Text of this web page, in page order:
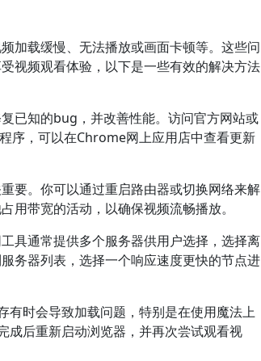
加载缓慢、无法播放或画面卡顿等。这些问
视频观看体验，以下是一些有效的解决方法
已知的bug，并改善性能。访问官方网站或
序，可以在Chrome网上应用店中查看更新
要。你可以通过重启路由器或切换网络来解
用带宽的活动，以确保视频流畅播放。
具通常提供多个服务器供用户选择，选择离
务器列表，选择一个响应速度更快的节点进
时会导致加载问题，特别是在使用魔法上
成后重新启动浏览器，并再次尝试观看视